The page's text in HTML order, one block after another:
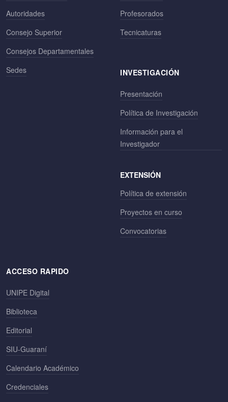
Autoridades
Consejo Superior
Consejos Departamentales
Sedes
Profesorados
Tecnicaturas
INVESTIGACIÓN
Presentación
Política de Investigación
Información para el
Investigador
EXTENSIÓN
Política de extensión
Proyectos en curso
Convocatorias
ACCESO RAPIDO
UNIPE Digital
Biblioteca
Editorial
SIU-Guaraní
Calendario Académico
Credenciales